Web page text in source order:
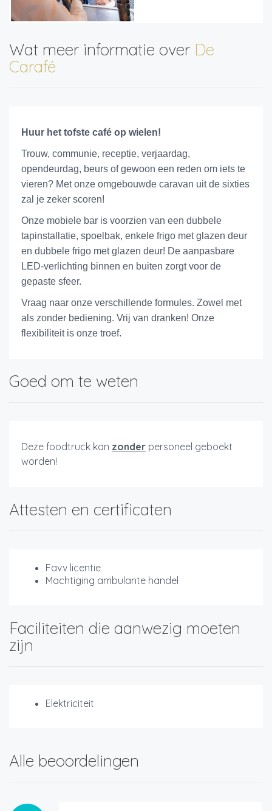
Wat meer informatie over De
Carafé
Huur het tofste café op wielen!
Trouw, communie, receptie, verjaardag,
opendeurdag, beurs of gewoon een reden om iets te
vieren? Met onze omgebouwde caravan uit de sixties
zal je zeker scoren!
Onze mobiele bar is voorzien van een dubbele
tapinstallatie, spoelbak, enkele frigo met glazen deur
en dubbele frigo met glazen deur! De aanpasbare
LED-verlichting binnen en buiten zorgt voor de
gepaste sfeer.
Vraag naar onze verschillende formules. Zowel met
als zonder bediening. Vrij van dranken! Onze
flexibiliteit is onze troef.
Goed om te weten
Deze foodtruck kan zonder personeel geboekt
worden!
Attesten en certificaten
Favv licentie
Machtiging ambulante handel
Faciliteiten die aanwezig moeten
zijn
Elektriciteit
Alle beoordelingen